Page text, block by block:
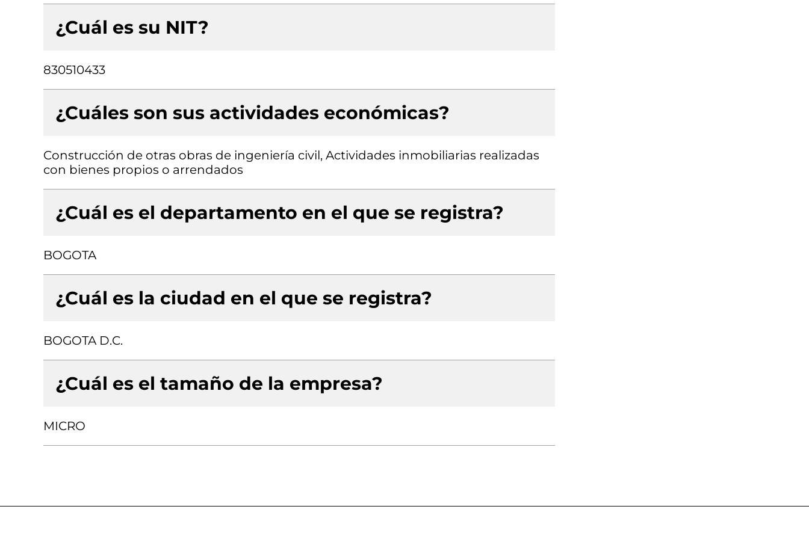
¿Cuál es su NIT?
830510433
¿Cuáles son sus actividades económicas?
Construcción de otras obras de ingeniería civil, Actividades inmobiliarias realizadas
con bienes propios o arrendados
¿Cuál es el departamento en el que se registra?
BOGOTA
¿Cuál es la ciudad en el que se registra?
BOGOTA D.C.
¿Cuál es el tamaño de la empresa?
MICRO